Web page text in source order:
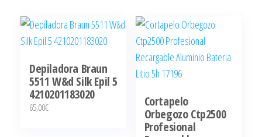
Depiladora Braun
5511 W&d Silk Epil 5
4210201183020
65,00€
Cortapelo
Orbegozo Ctp2500
Profesional